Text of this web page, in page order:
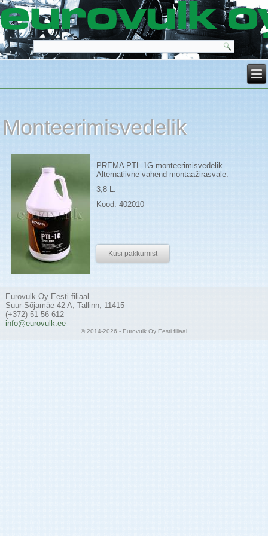
Monteerimisvedelik
PREMA PTL-1G monteerimisvedelik.
Alternatiivne vahend montaažirasvale.
3,8 L.
Kood: 402010
Küsi pakkumist
Eurovulk Oy Eesti filiaal
Suur-Sõjamäe 42 A, Tallinn, 11415
(+372) 51 56 612
info@eurovulk.ee
© 2014-2026 - Eurovulk Oy Eesti filiaal